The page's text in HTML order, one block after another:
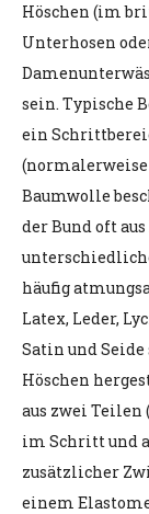
Höschen (im
Unterhosen
sein. Typische
ein
Baumwolle
der Bund oft
häufig
Latex, Leder,
Satin und
Höschen
aus zwei Teilen
im Schritt und
zusätzlicher
einem